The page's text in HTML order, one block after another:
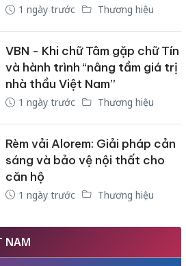
1 ngày trước Thương hiệu
VBN - Khi chữ Tâm gặp chữ Tín
và hành trình “nâng tầm giá trị
nhà thầu Việt Nam”
1 ngày trước Thương hiệu
Rèm vải Alorem: Giải pháp cản
sáng và bảo vệ nội thất cho
căn hộ
1 ngày trước Thương hiệu
NAM